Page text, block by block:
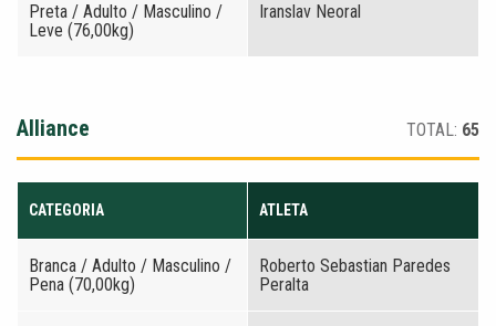
Preta / Adulto / Masculino /
Leve (76,00kg)
Iranslav Neoral
Alliance TOTAL: 65
CATEGORIA ATLETA
Branca / Adulto / Masculino /
Pena (70,00kg)
Roberto Sebastian Paredes
Peralta